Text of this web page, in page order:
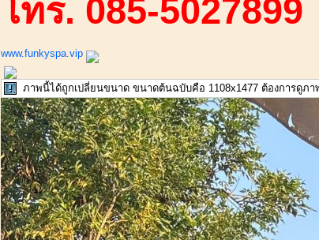
โทร. 085-
www.funkyspa.vip
ภาพนี้ได้ถูกเปลี่ยนขนาด ขนาดต้นฉบับคือ 1108x1477 ต้องการดูภา